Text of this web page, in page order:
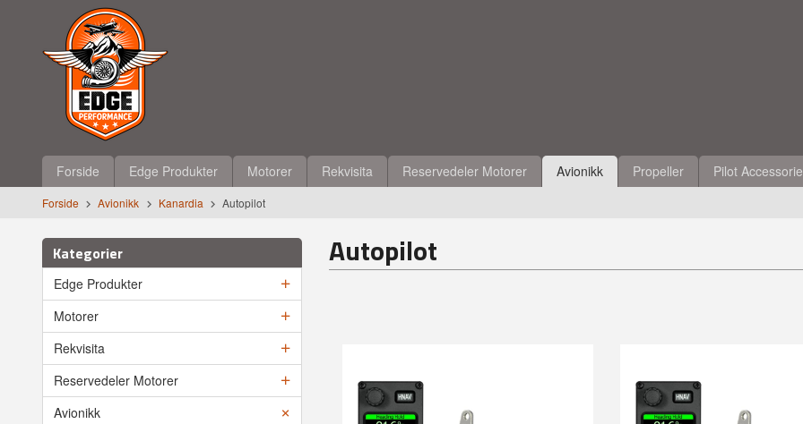
innholdet
Produkter
Forside Edge Produkter Motorer Rekvisita Reservedeler Motorer Avionikk Propeller Pilot
Forside Avionikk Kanardia Autopilot
Kategorier
Edge Produkter
Motorer
Rekvisita
Reservedeler Motorer
Avionikk
Autopilot